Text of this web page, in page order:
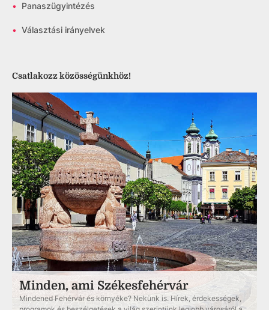
• Panaszügyintézés
• Választási irányelvek
Csatlakozz közösségünkhöz!
Minden, ami Székesfehérvár
Mindened Fehérvár és környéke? Nekünk is. Hírek, érdekességek,